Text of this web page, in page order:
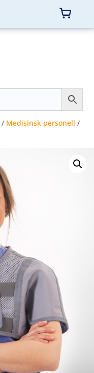
/ Medisinsk personell /